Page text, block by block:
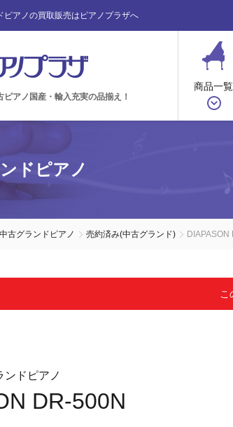
ピアノの買取販売はピアノプラザへ
アノ国産・輸入充実の品揃え！
商品一覧
ドピアノ
中古グランドピアノ 売約済み(中古グランド) DIAPASON
こ
ンドピアノ
DR-500N